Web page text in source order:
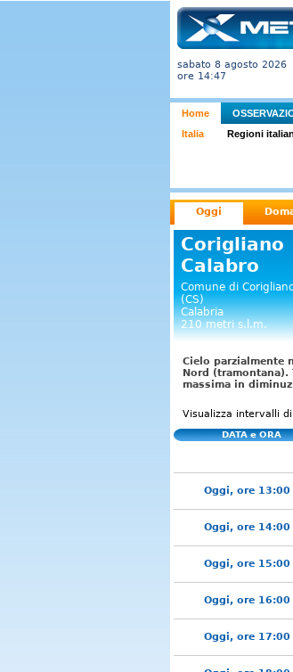
sabato 8 agosto 2026
ore 14:47
Home
Italia
Regioni
Oggi
Corigliano
Calabro
Comune di
(CS)
Calabria
210 metri s.l.m.
Cielo parzialmente
Nord (tramontana).
massima in
Visualizza intervalli
DATA e ORA
Oggi, ore 13:00
Oggi, ore 14:00
Oggi, ore 15:00
Oggi, ore 16:00
Oggi, ore 17:00